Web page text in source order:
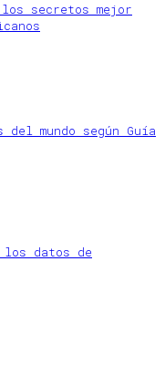
los secretos mejor
mundo según Guía
los datos de